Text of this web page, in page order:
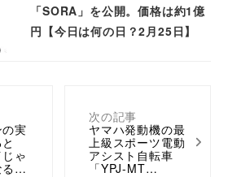
実
じゃ
る…
次の記事
ヤマハ発動機の最
上級スポーツ電動
アシスト自転車
「YPJ-MT…
「SORA」を公開。価格は約1億
円【今日は何の日？2月25日】